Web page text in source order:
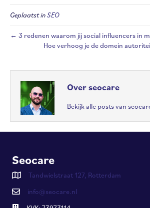
Geplaatst inSEO
← 3 redenen waarom jij social influencers in
Hoe verhoog je de domein
Over seocare
Bekijk alle posts van
Seocare
Tandwielstraat 127, Rotterdam
info@seocare.nl